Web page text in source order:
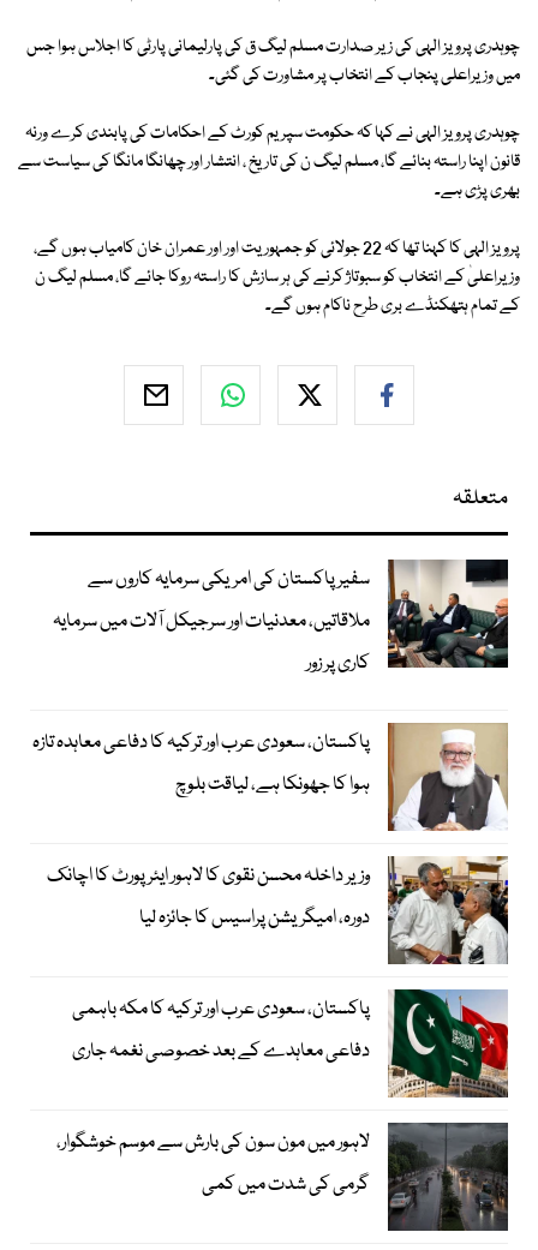
چوہدری پرویز الہی کی زیر صدارت مسلم لیگ ق کی پارلیمانی پارٹی کا اجلاس ہوا جس
میں وزیراعلی پنجاب کے انتخاب پر مشاورت کی گئی۔
چوہدری پرویز الہی نے کہا کہ حکومت سپریم کورٹ کے احکامات کی پابندی کرے ورنہ
قانون اپنا راستہ بنائے گا، مسلم لیگ ن کی تاریخ ، انتشار اور چھانگا مانگا کی سیاست سے
بھری پڑی ہے۔
پرویز الہی کا کہنا تھا کہ 22 جولائی کو جمہوریت اور اور عمران خان کامیاب ہوں گے،
وزیراعلیٰ کے انتخاب کو سبوتاژ کرنے کی ہر سازش کا راستہ روکا جائے گا، مسلم لیگ ن
کے تمام ہتھکنڈے بری طرح ناکام ہوں گے۔
متعلقہ
سفیر پاکستان کی امریکی سرمایہ کاروں سے
ملاقاتیں، معدنیات اور سرجیکل آلات میں سرمایہ
کاری پر زور
پاکستان، سعودی عرب اور ترکیہ کا دفاعی معاہدہ تازہ
ہوا کا جھونکا ہے، لیاقت بلوچ
وزیر داخلہ محسن نقوی کا لاہور ایئر پورٹ کا اچانک
دورہ، امیگریشن پراسیس کا جائزہ لیا
پاکستان، سعودی عرب اور ترکیہ کا مکہ باہمی
دفاعی معاہدے کے بعد خصوصی نغمہ جاری
لاہور میں مون سون کی بارش سے موسم خوشگوار،
گرمی کی شدت میں کمی